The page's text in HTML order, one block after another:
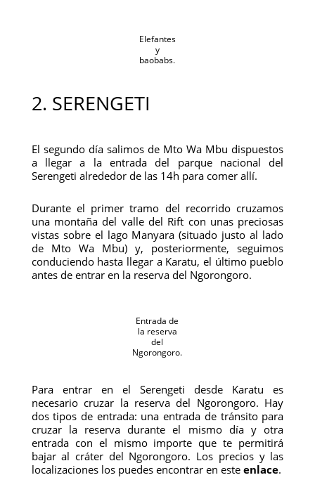
Elefantes
y
baobabs.
2. SERENGETI
El segundo día salimos de Mto Wa Mbu dispuestos
a llegar a la entrada del parque nacional del
Serengeti alrededor de las 14h para comer allí.
Durante el primer tramo del recorrido cruzamos
una montaña del valle del Rift con unas preciosas
vistas sobre el lago Manyara (situado justo al lado
de Mto Wa Mbu) y, posteriormente, seguimos
conduciendo hasta llegar a Karatu, el último pueblo
antes de entrar en la reserva del Ngorongoro.
Entrada de
la reserva
del
Ngorongoro.
Para entrar en el Serengeti desde Karatu es
necesario cruzar la reserva del Ngorongoro. Hay
dos tipos de entrada: una entrada de tránsito para
cruzar la reserva durante el mismo día y otra
entrada con el mismo importe que te permitirá
bajar al cráter del Ngorongoro. Los precios y las
localizaciones los puedes encontrar en este enlace.